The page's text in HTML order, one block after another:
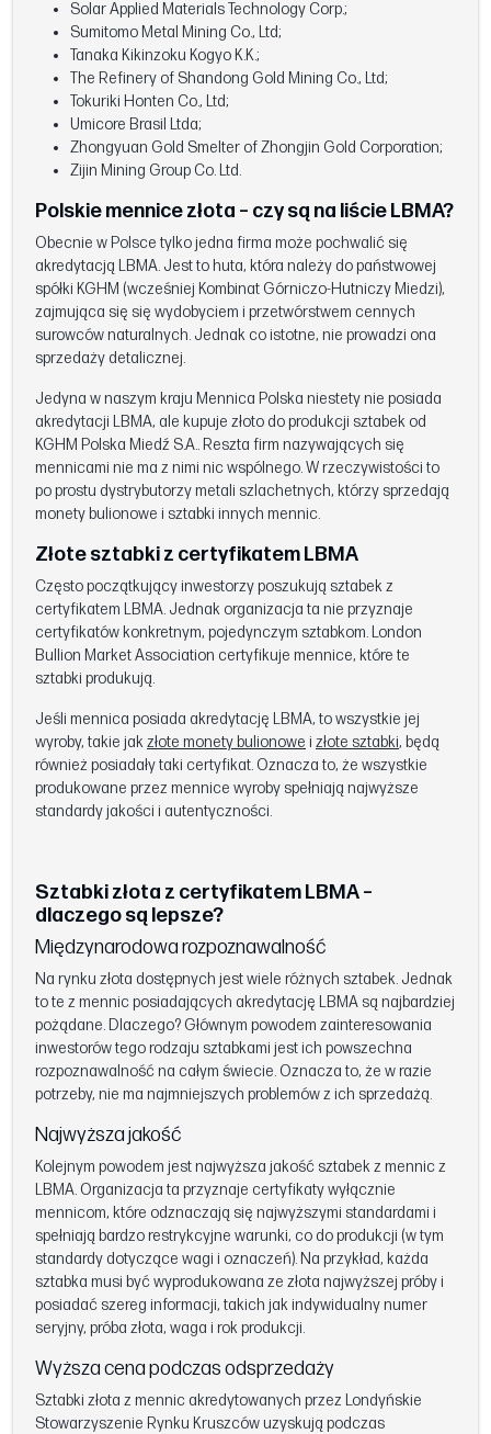
Solar Applied Materials Technology Corp.;
Sumitomo Metal Mining Co., Ltd;
Tanaka Kikinzoku Kogyo K.K.;
The Refinery of Shandong Gold Mining Co., Ltd;
Tokuriki Honten Co., Ltd;
Umicore Brasil Ltda;
Zhongyuan Gold Smelter of Zhongjin Gold Corporation;
Zijin Mining Group Co. Ltd.
Polskie mennice złota – czy są na liście LBMA?
Obecnie w Polsce tylko jedna firma może pochwalić się
akredytacją LBMA. Jest to huta, która należy do państwowej
spółki KGHM (wcześniej Kombinat Górniczo-Hutniczy Miedzi),
zajmująca się się wydobyciem i przetwórstwem cennych
surowców naturalnych. Jednak co istotne, nie prowadzi ona
sprzedaży detalicznej.
Jedyna w naszym kraju Mennica Polska niestety nie posiada
akredytacji LBMA, ale kupuje złoto do produkcji sztabek od
KGHM Polska Miedź S.A.. Reszta firm nazywających się
mennicami nie ma z nimi nic wspólnego. W rzeczywistości to
po prostu dystrybutorzy metali szlachetnych, którzy sprzedają
monety bulionowe i sztabki innych mennic.
Złote sztabki z certyfikatem LBMA
Często początkujący inwestorzy poszukują sztabek z
certyfikatem LBMA. Jednak organizacja ta nie przyznaje
certyfikatów konkretnym, pojedynczym sztabkom. London
Bullion Market Association certyfikuje mennice, które te
sztabki produkują.
Jeśli mennica posiada akredytację LBMA, to wszystkie jej
wyroby, takie jakzłote monety bulionowe i złote sztabki, będą
również posiadały taki certyfikat. Oznacza to, że wszystkie
produkowane przez mennice wyroby spełniają najwyższe
standardy jakości i autentyczności.
Sztabki złota z certyfikatem LBMA –
dlaczego są lepsze?
Międzynarodowa rozpoznawalność
Na rynku złota dostępnych jest wiele różnych sztabek. Jednak
to te z mennic posiadających akredytację LBMA są najbardziej
pożądane. Dlaczego? Głównym powodem zainteresowania
inwestorów tego rodzaju sztabkami jest ich powszechna
rozpoznawalność na całym świecie. Oznacza to, że w razie
potrzeby, nie ma najmniejszych problemów z ich sprzedażą.
Najwyższa jakość
Kolejnym powodem jest najwyższa jakość sztabek z mennic z
LBMA. Organizacja ta przyznaje certyfikaty wyłącznie
mennicom, które odznaczają się najwyższymi standardami i
spełniają bardzo restrykcyjne warunki, co do produkcji (w tym
standardy dotyczące wagi i oznaczeń). Na przykład, każda
sztabka musi być wyprodukowana ze złota najwyższej próby i
posiadać szereg informacji, takich jak indywidualny numer
seryjny, próba złota, waga i rok produkcji.
Wyższa cena podczas odsprzedaży
Sztabki złota z mennic akredytowanych przez Londyńskie
Stowarzyszenie Rynku Kruszców uzyskują podczas